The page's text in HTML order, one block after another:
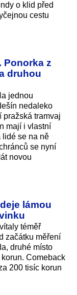
o klid před
cestu
Ponorka z
druhou
jednou
nedaleko
pražská tramvaj
mají i vlastní
lidé se na ně
se nyní
novou
lámou
téměř
začátku měření
druhé místo
Comeback
200 tisíc korun